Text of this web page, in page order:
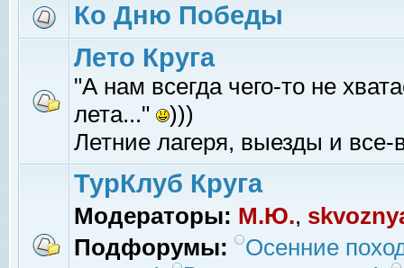
Ко Дню Победы
Лето Круга
"А нам всегда чего-то не
лета..."
)))
Летние лагеря, выезды и все-
ТурКлуб Круга
Модераторы: М.Ю.,
Подфорумы:
Осенние